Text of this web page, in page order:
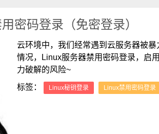
密码登录（免密登录）
云环境中，我们经常遇到云服务器被
情况，Linux服务器禁用密码登录，启
力破解的风险~
标签：
Linux秘钥登录 Linux禁用密码登录